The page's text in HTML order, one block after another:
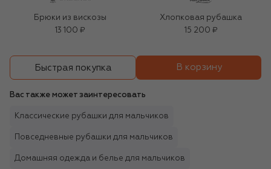
Брюки из вискозы
13 100 ₽
Хлопковая рубашка
15 200 ₽
Быстрая покупка В корзину
Вас также может заинтересовать
Классические рубашки для мальчиков
Повседневные рубашки для мальчиков
Домашняя одежда и белье для мальчиков